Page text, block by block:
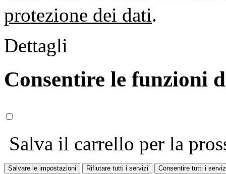
protezione dei dati.
Dettagli
Consentire le funzioni
Salva il carrello per la
Salvare le impostazioni Rifiutare tutti i servizi Consentire tutti i